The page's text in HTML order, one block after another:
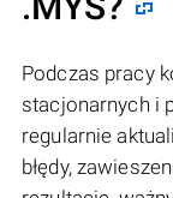
Podczas pracy
stacjonarnych i
regularnie
błędy,